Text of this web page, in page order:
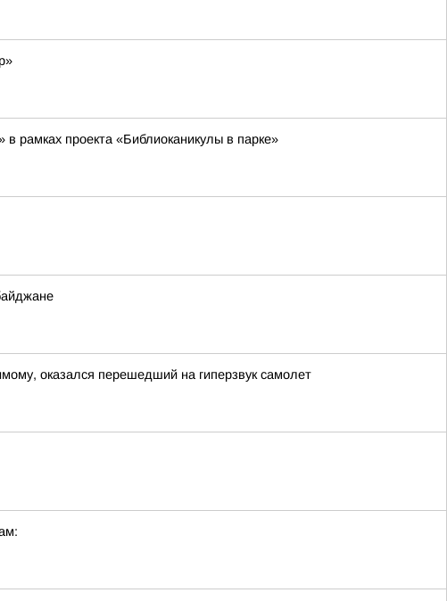
рамках проекта «Библиоканикулы в парке»
оказался перешедший на гиперзвук самолет